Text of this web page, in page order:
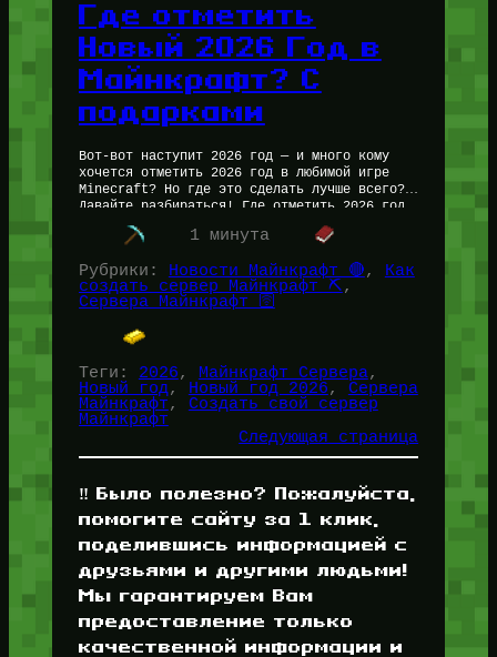
Где отметить
Новый 2026 Год в
Майнкрафт? С
подарками
Вот-вот наступит 2026 год — и много кому
хочется отметить 2026 год в любимой игре
Minecraft? Но где это сделать лучше всего?
Давайте разбираться! Где отметить 2026 год
в Майнкрафт:…
1 минута
Рубрики:
Новости Майнкрафт 🔴,
Как
создать сервер Майнкрафт ⛏️
Сервера Майнкрафт 🛜
Теги: 2026, Майнкрафт Сервера
Новый год, Новый год 2026, Сервера
Майнкрафт, Создать свой сервер
Майнкрафт
Следующая страница
‼️ Было полезно? Пожалуйста,
помогите сайту за 1 клик,
поделившись информацией с
друзьями и другими людьми!
Мы гарантируем Вам
предоставление только
качественной информации и